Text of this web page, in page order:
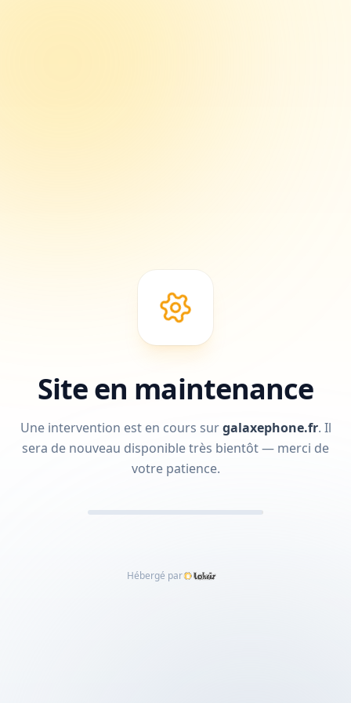
Site en maintenance
Une intervention est en cours surgalaxephone.fr. Il
sera de nouveau disponible très bientôt — merci de
votre patience.
Hébergé par